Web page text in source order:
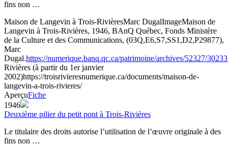
fins non …
Maison de Langevin à Trois-RivièresMarc DugalImageMaison de
Langevin à Trois-Rivières, 1946, BAnQ Québec, Fonds Ministère
de la Culture et des Communications, (03Q,E6,S7,SS1,D2,P29877),
Marc
Dugal.https://numerique.banq.qc.ca/patrimoine/archives/52327/
Rivières (à partir du 1er janvier
2002)https://troisrivieresnumerique.ca/documents/maison-de-
langevin-a-trois-rivieres/
AperçuFiche
1946
Deuxième pilier du petit pont à Trois-Rivières
Le titulaire des droits autorise l’utilisation de l’œuvre originale à des
fins non …